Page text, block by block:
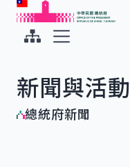
跳到主要內容
中華民國總統府
新聞與活動
總統府新聞